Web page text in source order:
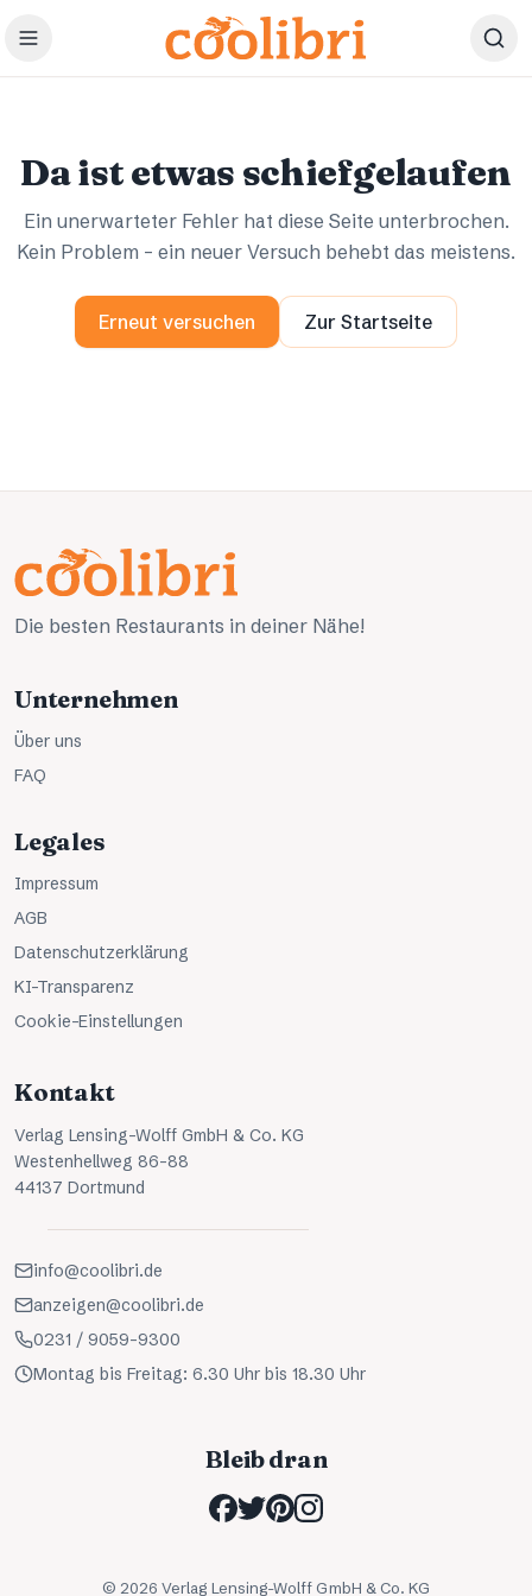
Zum Hauptinhalt springen
Da ist etwas schiefgelaufen
Ein unerwarteter Fehler hat diese Seite unterbrochen.
Kein Problem – ein neuer Versuch behebt das meistens.
Erneut versuchen Zur Startseite
Die besten Restaurants in deiner Nähe!
Unternehmen
Über uns
FAQ
Legales
Impressum
AGB
Datenschutzerklärung
KI-Transparenz
Cookie-Einstellungen
Kontakt
Verlag Lensing-Wolff GmbH & Co. KG
Westenhellweg 86-88
44137 Dortmund
info@coolibri.de
anzeigen@coolibri.de
0231 / 9059-9300
Montag bis Freitag: 6.30 Uhr bis 18.30 Uhr
Bleib dran
© 2026 Verlag Lensing-Wolff GmbH & Co. KG